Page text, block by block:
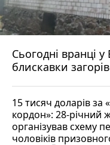
Сьогодні вранці у
блискавки
15 тисяч доларів за
кордон»: 28-річний
організував схему
чоловіків